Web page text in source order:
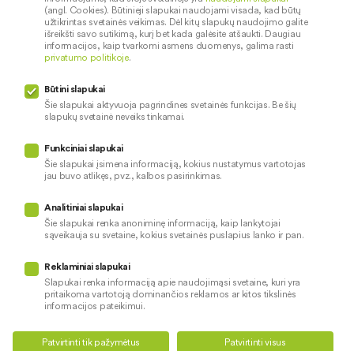
Karjera
Socialinė atsakomybė
Paslaugų teikimo sąlygos ir
įkainiai
Pranešėjų apsauga
Privatumo politika
Naudojami slapukai
Pinigų plovimo prevencija
Skundų nagrinėjimas
Prieinamumo pareiškimas
Teikti kredito paraišką Susisiekite
(angl. Cookies). Būtinieji slapukai naudojami visada, kad būtų
užtikrintas svetainės veikimas. Dėl kitų slapukų naudojimo galite
išreikšti savo sutikimą, kurį bet kada galėsite atšaukti. Daugiau
informacijos, kaip tvarkomi asmens duomenys, galima rasti
privatumo politikoje.
Būtini slapukai
Šie slapukai aktyvuoja pagrindines svetainės funkcijas. Be šių
slapukų svetainė neveiks tinkamai.
Funkciniai slapukai
Šie slapukai įsimena informaciją, kokius nustatymus vartotojas
jau buvo atlikęs, pvz., kalbos pasirinkimas.
Analitiniai slapukai
Šie slapukai renka anoniminę informaciją, kaip lankytojai
sąveikauja su svetaine, kokius svetainės puslapius lanko ir pan.
Reklaminiai slapukai
Slapukai renka informaciją apie naudojimąsi svetaine, kuri yra
pritaikoma vartotoją dominančios reklamos ar kitos tikslinės
informacijos pateikimui.
Patvirtinti tik pažymėtus Patvirtinti visus